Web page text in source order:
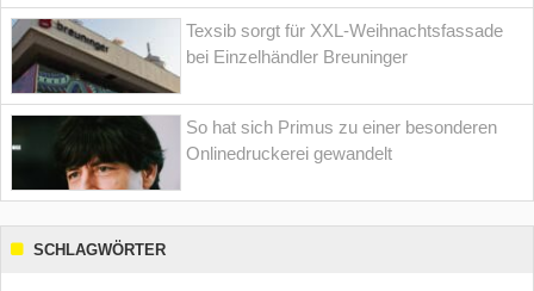
Texsib sorgt für XXL-Weihnachtsfassade
bei Einzelhändler Breuninger
So hat sich Primus zu einer besonderen
Onlinedruckerei gewandelt
SCHLAGWÖRTER